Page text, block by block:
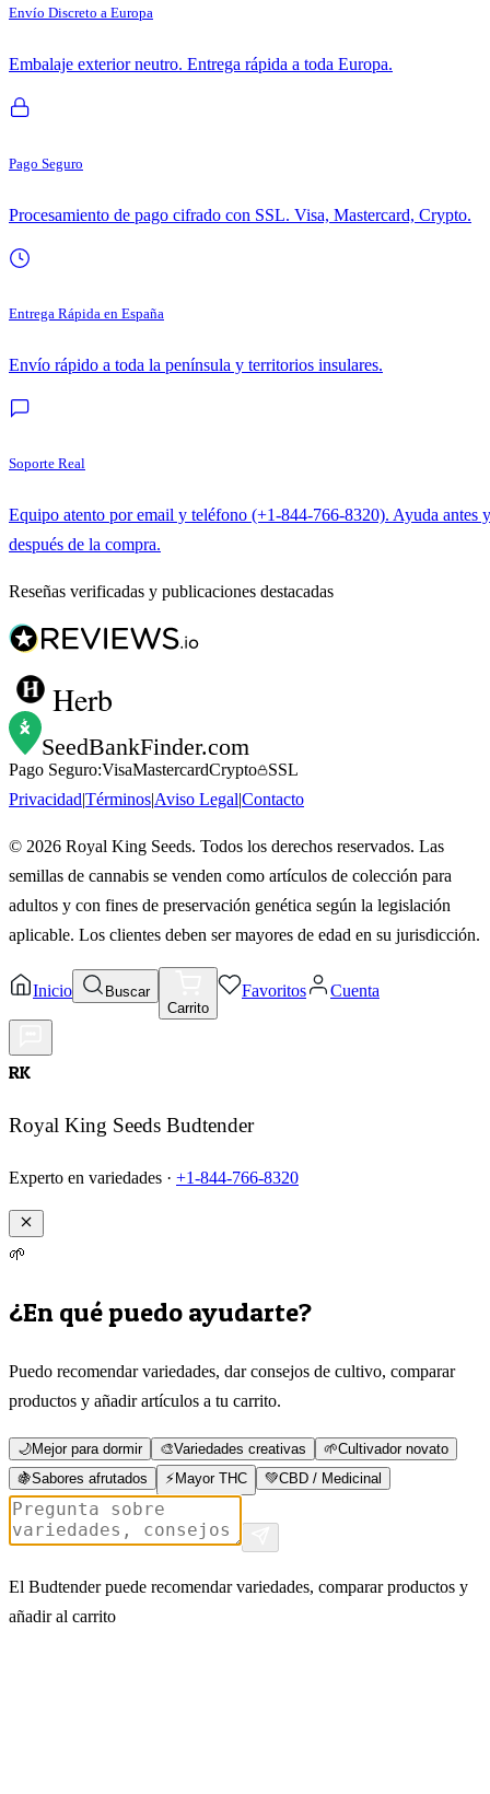
Envío Discreto a Europa
Embalaje exterior neutro. Entrega rápida a toda Europa.
Pago Seguro
Procesamiento de pago cifrado con SSL. Visa, Mastercard, Crypto.
Entrega Rápida en España
Envío rápido a toda la península y territorios insulares.
Soporte Real
Equipo atento por email y teléfono (+1-844-766-8320). Ayuda antes y
después de la compra.
Reseñas verificadas y publicaciones destacadas
Herb
SeedBankFinder.com
Pago Seguro:VisaMastercardCrypto
SSL
PrivacidadTérminosAviso LegalContacto
© 2026 Royal King Seeds. Todos los derechos reservados. Las
semillas de cannabis se venden como artículos de colección para
adultos y con fines de preservación genética según la legislación
aplicable. Los clientes deben ser mayores de edad en su jurisdicción.
Inicio
Buscar
Carrito
Favoritos Cuenta
RK
Royal King Seeds Budtender
Experto en variedades · +1-844-766-8320
🌱
¿En qué puedo ayudarte?
Puedo recomendar variedades, dar consejos de cultivo, comparar
productos y añadir artículos a tu carrito.
🌙Mejor para dormir 🎨Variedades creativas 🌱Cultivador novato
🍇Sabores afrutados ⚡Mayor THC 💚CBD / Medicinal
El Budtender puede recomendar variedades, comparar productos y
añadir al carrito